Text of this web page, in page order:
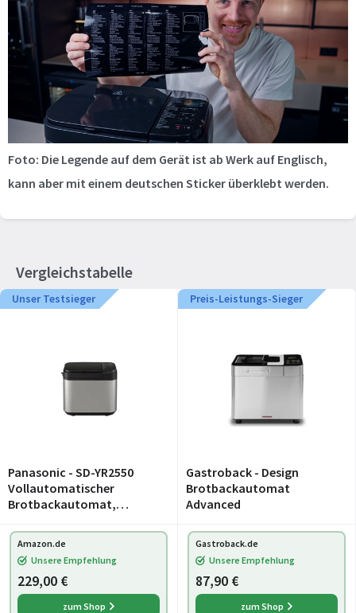
Foto: Die Legende auf dem Gerät ist ab Werk auf Englisch,
kann aber mit einem deutschen Sticker überklebt werden.
Vergleichstabelle
Unser Testsieger
Panasonic - SD-YR2550
Vollautomatischer
Brotbackautomat,
Rosinen-Nussverteiler und
Hefespender, 31
automatische
Programme, zwei
Temperatursen
Preis-Leistungs-Sieger
Gastroback - Design
Brotbackautomat
Advanced
Amazon.de
Unsere Empfehlung
229,00 €
zum Shop
Gastroback.de
Unsere Empfehlung
87,90 €
zum Shop